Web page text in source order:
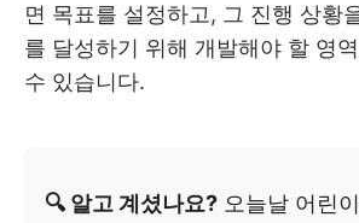
면 목표를 설정하고, 그 진행 상황
를 달성하기 위해 개발해야 할 영
수 있습니다.
🔍 알고 계셨나요? 오늘날 어린